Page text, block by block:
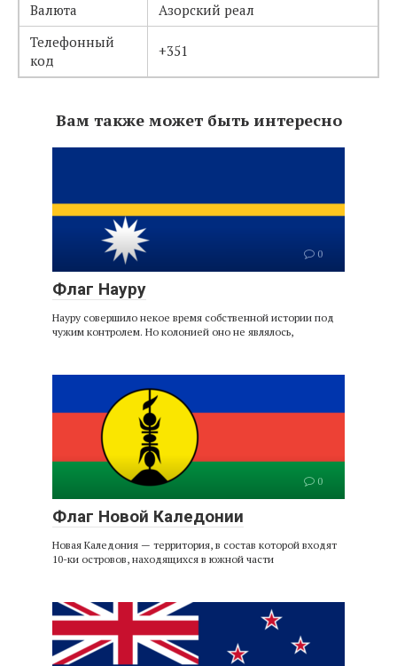
Валюта
Азорский реал
Телефонный
код
+351
Вам также может быть интересно
0
Флаг Науру
Науру совершило некое время собственной истории под
чужим контролем. Но колонией оно не являлось,
0
Флаг Новой Каледонии
Новая Каледония — территория, в состав которой входят
10-ки островов, находящихся в южной части